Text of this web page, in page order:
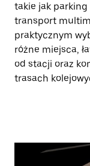
takie jak parking
transport
praktycznym
różne miejsca,
od stacji oraz
trasach